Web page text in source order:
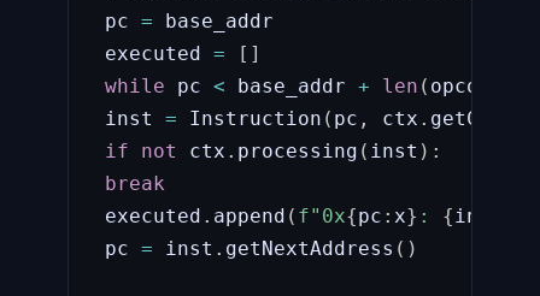
pc = base_addr
executed = [ ]
while pc < base_addr + len ( opcodes
inst = Instruction ( pc , ctx .
if
not ctx . processing ( inst ) :
break
executed . append ( f"0x{pc : x} : {inst
pc = inst . getNextAddress ( )